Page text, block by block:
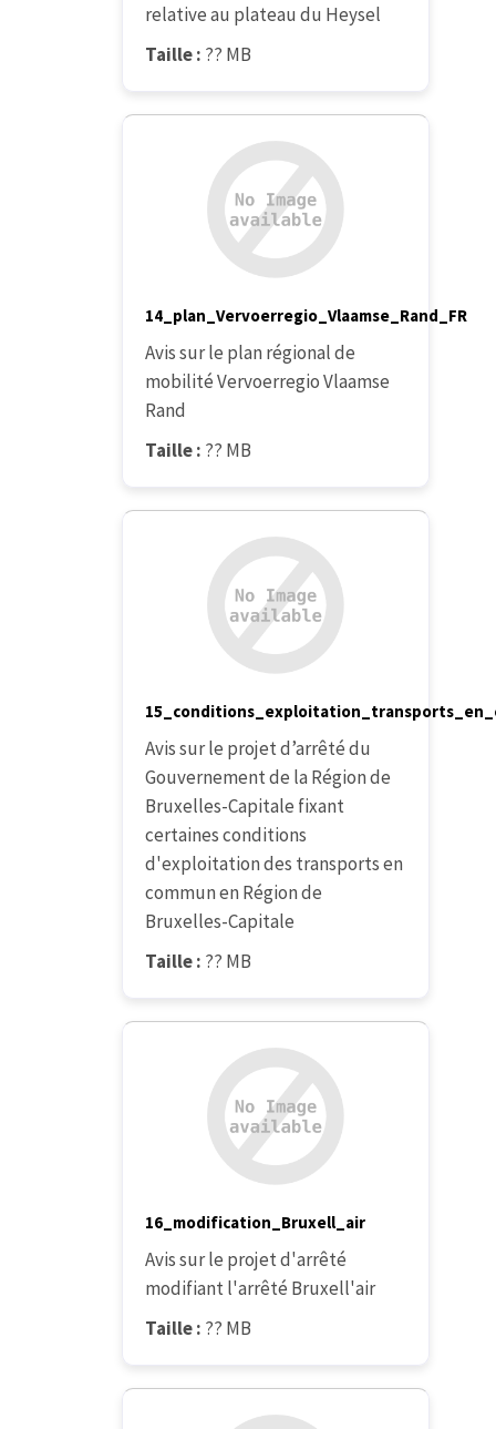
relative au plateau du Heysel
Taille : ?? MB
14_plan_Vervoerregio_Vlaamse_Rand_FR
Avis sur le plan régional de
mobilité Vervoerregio Vlaamse
Rand
Taille : ?? MB
Avis sur le projet d’arrêté du
Gouvernement de la Région de
Bruxelles-Capitale fixant
certaines conditions
d'exploitation des transports en
commun en Région de
Bruxelles-Capitale
Taille : ?? MB
16_modification_Bruxell_air
Avis sur le projet d'arrêté
modifiant l'arrêté Bruxell'air
Taille : ?? MB